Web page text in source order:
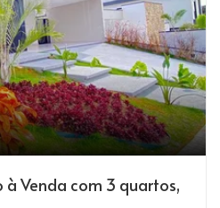
à Venda com 3 quartos,